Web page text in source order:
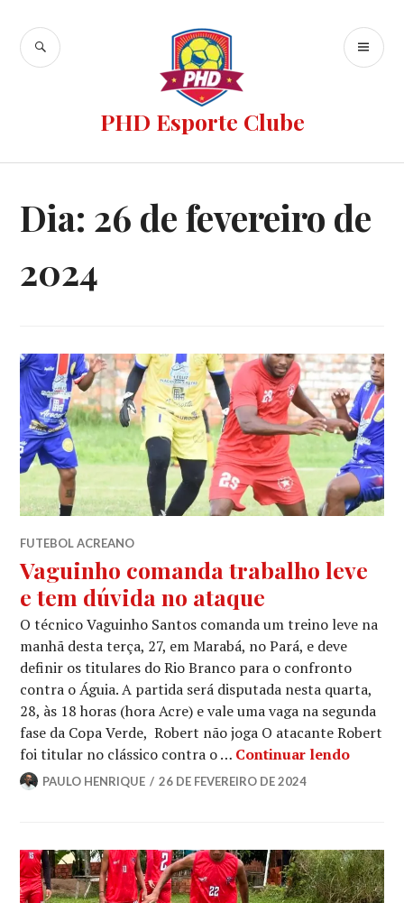
PHD Esporte Clube
Dia: 26 de fevereiro de
2024
FUTEBOL ACREANO
Vaguinho comanda trabalho leve
e tem dúvida no ataque
O técnico Vaguinho Santos comanda um treino leve na
manhã desta terça, 27, em Marabá, no Pará, e deve
definir os titulares do Rio Branco para o confronto
contra o Águia. A partida será disputada nesta quarta,
28, às 18 horas (hora Acre) e vale uma vaga na segunda
fase da Copa Verde, Robert não joga O atacante Robert
foi titular no clássico contra o … Continuar lendo
PAULO HENRIQUE 26 DE FEVEREIRO DE 2024